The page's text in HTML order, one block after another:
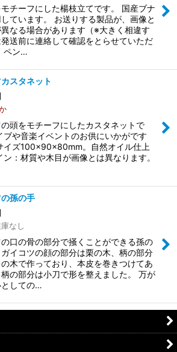
チーフにした楊枝立てです。 国産ブナ
ています。 お送りする製品が、画像と
なる場合があります（※大きく相違す
送前に連絡して確認をとらせていただ
ペン…
スタネット
頭をモチーフにしたカスタネットで
ブや音楽イベントのお供にいかがです
イズ100×90×80mm。自然オイル仕上
ン：材質や木目が画像とは異なります。
孫の手
なし
口の骨の部分で掻くことができる孫の
イコツの顔の部分は栗の木、柄の部分
木で作っており、本皮を巻きつけてあ
柄の部分は小刀で形を整えました。 万が
しての…